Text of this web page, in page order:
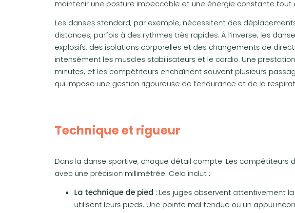
maintenir une posture impeccable et une énergie constante tout
Les danses standard, par exemple, nécessitent des
distances, parfois à des rythmes très rapides. À l’inverse, les
explosifs, des isolations corporelles et des changements de
intensément les muscles stabilisateurs et le cardio. Une
minutes, et les compétiteurs enchaînent souvent plusieurs
qui impose une gestion rigoureuse de l’endurance et de la
Technique et rigueur
Dans la danse sportive, chaque détail compte. Les
avec une précision millimétrée. Cela inclut :
La technique de pied : Les juges observent attentivement
utilisent leurs pieds. Une pointe mal tendue ou un appui